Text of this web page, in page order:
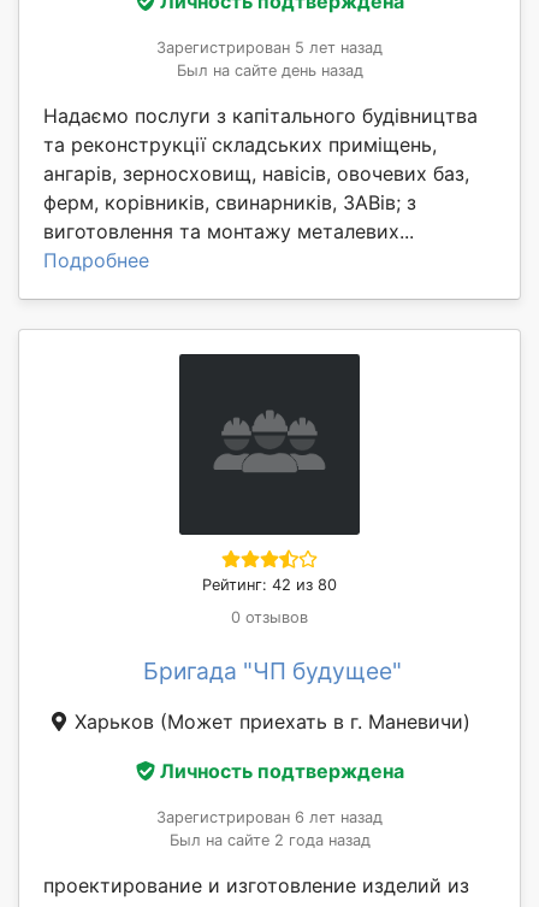
Зарегистрирован 5 лет назад
Был на сайте день назад
Надаємо послуги з капітального будівництва
та реконструкції складських приміщень,
ангарів, зерносховищ, навісів, овочевих баз,
ферм, корівників, свинарників, ЗАВів; з
виготовлення та монтажу металевих...
Подробнее
Рейтинг: 42 из 80
0 отзывов
Бригада "ЧП будущее"
Харьков (Может приехать в г. Маневичи)
Личность подтверждена
Зарегистрирован 6 лет назад
Был на сайте 2 года назад
проектирование и изготовление изделий из